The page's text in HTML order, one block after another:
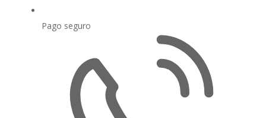
Pago seguro